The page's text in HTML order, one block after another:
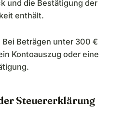
und die Bestätigung der
enthält.
Bei Beträgen unter 300 €
Kontoauszug oder eine
Steuererklärung